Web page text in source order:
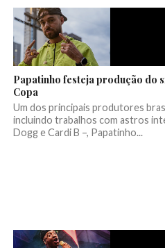
Papatinho festeja produção do
Copa
Um dos principais produtores
incluindo trabalhos com astros
Dogg e Cardi B –, Papatinho...